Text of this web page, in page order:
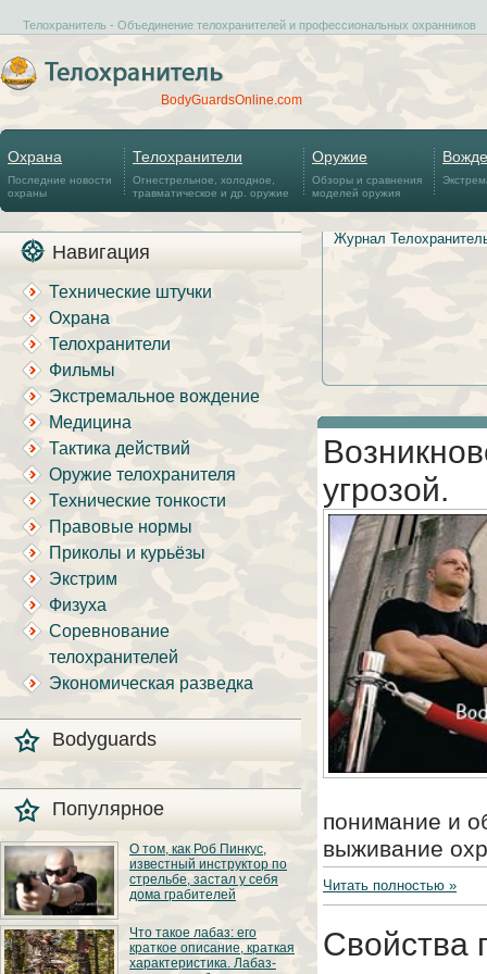
Телохранитель - Объединение телохранителей и профессиональных охранников
BodyGuardsOnline.com
Охрана
Последние новости
охраны
Телохранители
Огнестрельное, холодное,
травматическое и др. оружие
Оружие
Обзоры и сравнения
моделей оружия
Навигация
Технические штучки
Охрана
Телохранители
Фильмы
Экстремальное вождение
Медицина
Тактика действий
Оружие телохранителя
Технические тонкости
Правовые нормы
Приколы и курьёзы
Экстрим
Физуха
Соревнование
телохранителей
Экономическая разведка
Bodyguards
Популярное
О том, как Роб Пинкус,
известный инструктор по
стрельбе, застал у себя
дома грабителей
Вот вы всё говорите:
«В США круто, там
можно любого
постороннего в своём
Что такое лабаз: его
краткое описание, краткая
характеристика. Лабаз-
Журнал
угрозой.
понимание и
выживание
Читать полностью »
Свойства